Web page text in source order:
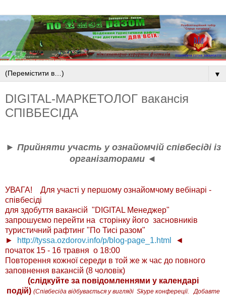
▼
DIGITAL-МАРКЕТОЛОГ вакансія
СПІВБЕСІДА
► Прийняти участь у ознайомчій співбесіді із
організаторами ◄
УВАГА! Для участі у першому ознайомчому вебінарі -
співбесіді
для здобуття вакансій "DIGITAL Менеджер"
запрошуємо перейти на ​ ​сторінку його засновників
туристичний рафтинг "По Тисі разом"
►
http://tyssa.ozdorov.info/p/blog-page_1.html
◄
​початок 15 - 16 травня о 18:00
Повторення кожної середи в той же ж час до повного
заповнення вакансій (8 чоловік)
(слідкуйте за повідомленнями у календарі
подій) (Співбесіда відбувається у вигляді Skype конфереції. Добавте